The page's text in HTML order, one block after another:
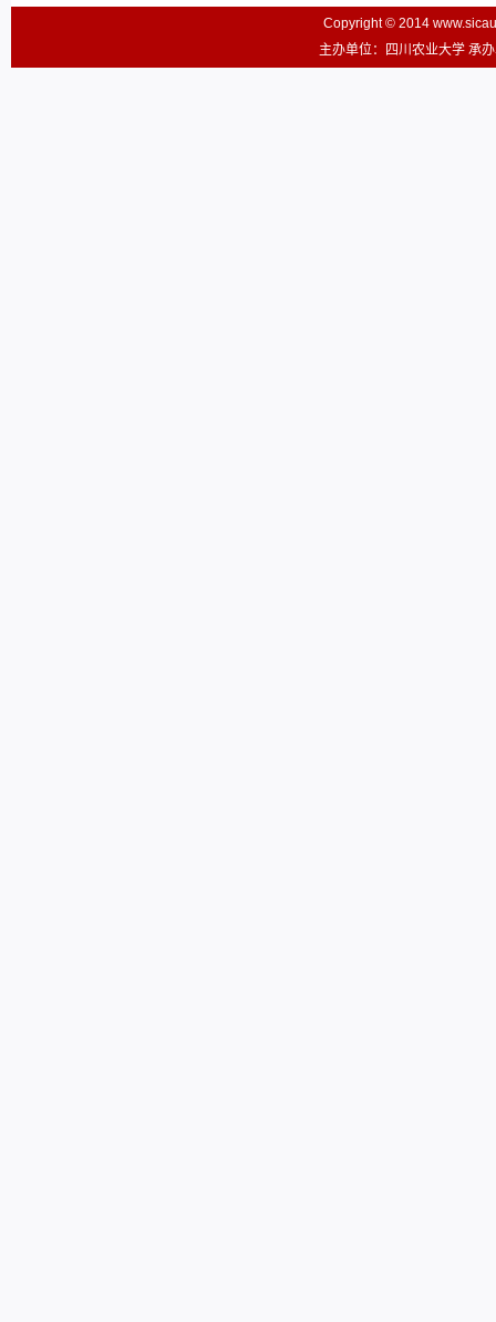
Copyright © 2014
主办单位：四川农业大学 承